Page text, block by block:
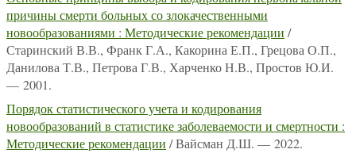
причины смерти больных со злокачественными
новообразованиями : Методические рекомендации /
Старинский В.В., Франк Г.А., Какорина Е.П., Грецова О.П.,
Данилова Т.В., Петрова Г.В., Харченко Н.В., Простов Ю.И.
— 2001.
Порядок статистического учета и кодирования
новообразований в статистике заболеваемости и смертности :
Методические рекомендации / Вайсман Д.Ш. — 2022.